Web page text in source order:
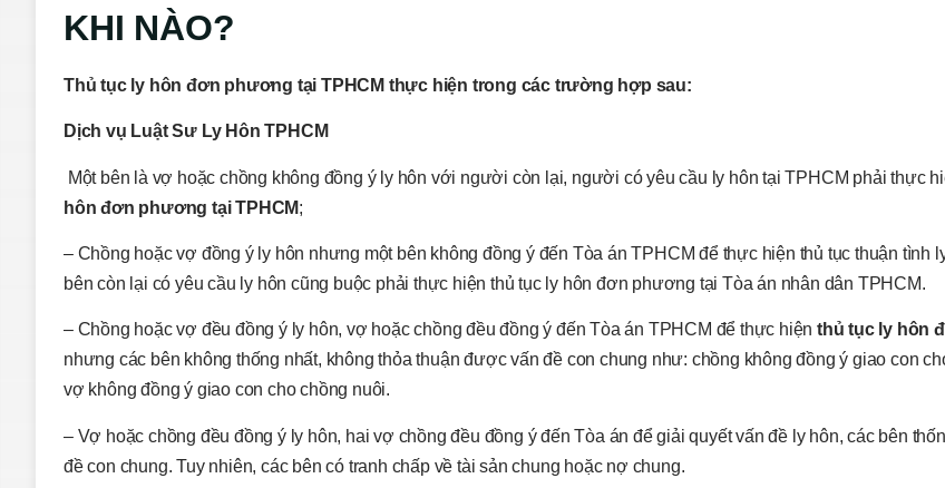
KHI NÀO?
Thủ tục ly hôn đơn phương tại TPHCM thực hiện trong các trường hợp sau:
Dịch vụ Luật Sư Ly Hôn TPHCM
Một bên là vợ hoặc chồng không đồng ý ly hôn với người còn lại, người có yêu cầu ly hôn tại TPHCM phải thực
hôn đơn phương tại TPHCM;
– Chồng hoặc vợ đồng ý ly hôn nhưng một bên không đồng ý đến Tòa án TPHCM để thực hiện thủ tục thuận tình
bên còn lại có yêu cầu ly hôn cũng buộc phải thực hiện thủ tục ly hôn đơn phương tại Tòa án nhân dân TPHCM.
– Chồng hoặc vợ đều đồng ý ly hôn, vợ hoặc chồng đều đồng ý đến Tòa án TPHCM để thực hiện thủ tục ly hôn
nhưng các bên không thống nhất, không thỏa thuận được vấn đề con chung như: chồng không đồng ý giao con
vợ không đồng ý giao con cho chồng nuôi.
– Vợ hoặc chồng đều đồng ý ly hôn, hai vợ chồng đều đồng ý đến Tòa án để giải quyết vấn đề ly hôn, các bên
đề con chung. Tuy nhiên, các bên có tranh chấp về tài sản chung hoặc nợ chung.